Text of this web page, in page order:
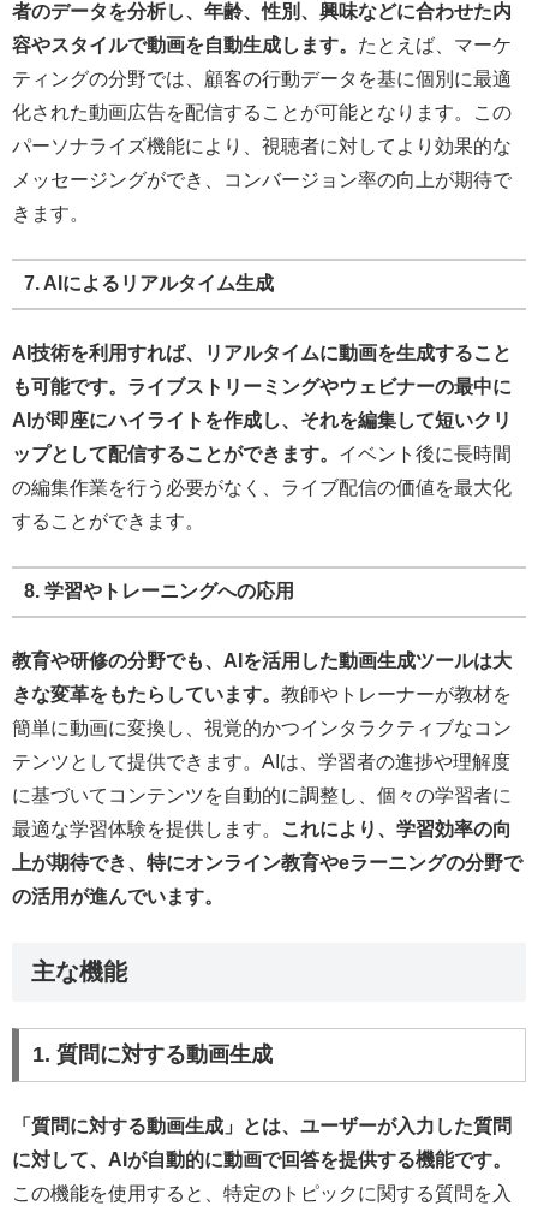
者のデータを分析し、年齢、性別、興味などに合わせた内
容やスタイルで動画を自動生成します。 たとえば、マーケ
ティングの分野では、顧客の行動データを基に個別に最適
化された動画広告を配信することが可能となります。この
パーソナライズ機能により、視聴者に対してより効果的な
メッセージングができ、コンバージョン率の向上が期待で
きます。
7. AIによるリアルタイム生成
AI技術を利用すれば、リアルタイムに動画を生成すること
も可能です。ライブストリーミングやウェビナーの最中に
AIが即座にハイライトを作成し、それを編集して短いクリ
ップとして配信することができます。 イベント後に長時間
の編集作業を行う必要がなく、ライブ配信の価値を最大化
することができます。
8. 学習やトレーニングへの応用
教育や研修の分野でも、AIを活用した動画生成ツールは大
きな変革をもたらしています。 教師やトレーナーが教材を
簡単に動画に変換し、視覚的かつインタラクティブなコン
テンツとして提供できます。AIは、学習者の進捗や理解度
に基づいてコンテンツを自動的に調整し、個々の学習者に
最適な学習体験を提供します。
これにより、学習効率の向
上が期待でき、特にオンライン教育やeラーニングの分野で
の活用が進んでいます。
主な機能
1. 質問に対する動画生成
「質問に対する動画生成」とは、ユーザーが入力した質問
に対して、AIが自動的に動画で回答を提供する機能です。
この機能を使用すると、特定のトピックに関する質問を入